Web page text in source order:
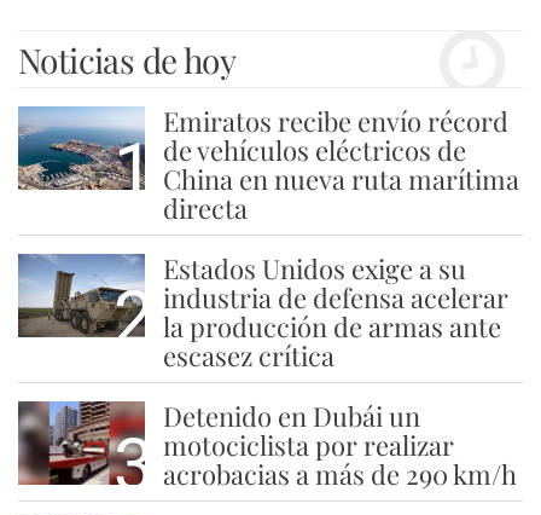
Noticias de hoy
1
Emiratos recibe envío récord
de vehículos eléctricos de
China en nueva ruta marítima
directa
2
Estados Unidos exige a su
industria de defensa acelerar
la producción de armas ante
escasez crítica
3
Detenido en Dubái un
motociclista por realizar
acrobacias a más de 290 km/h